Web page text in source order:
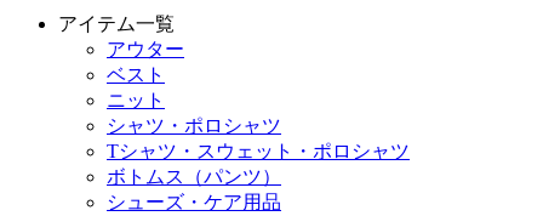
アイテム一覧
アウター
ベスト
ニット
シャツ・ポロシャツ
Tシャツ・スウェット・ポロシャツ
ボトムス（パンツ）
シューズ・ケア用品